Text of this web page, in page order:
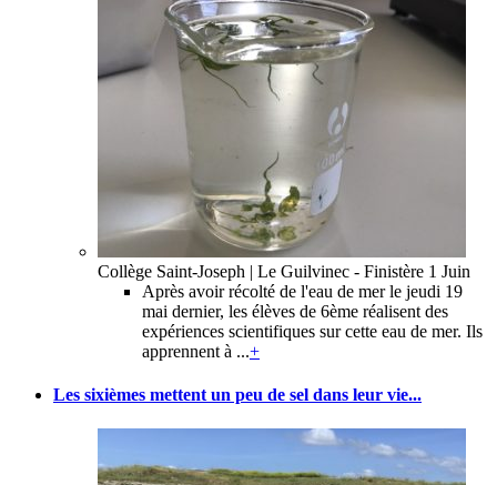
Collège Saint-Joseph | Le Guilvinec - Finistère 1 Juin
Après avoir récolté de l'eau de mer le jeudi 19
mai dernier, les élèves de 6ème réalisent des
expériences scientifiques sur cette eau de mer. Ils
apprennent à ...+
Les sixièmes mettent un peu de sel dans leur vie...